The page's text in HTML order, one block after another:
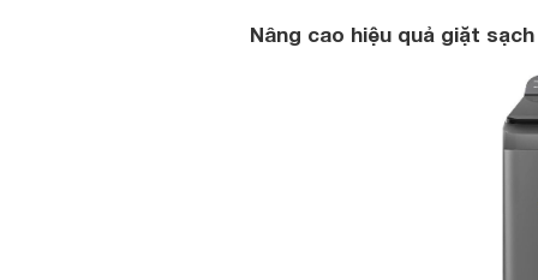
Nâng cao hiệu quả giặt